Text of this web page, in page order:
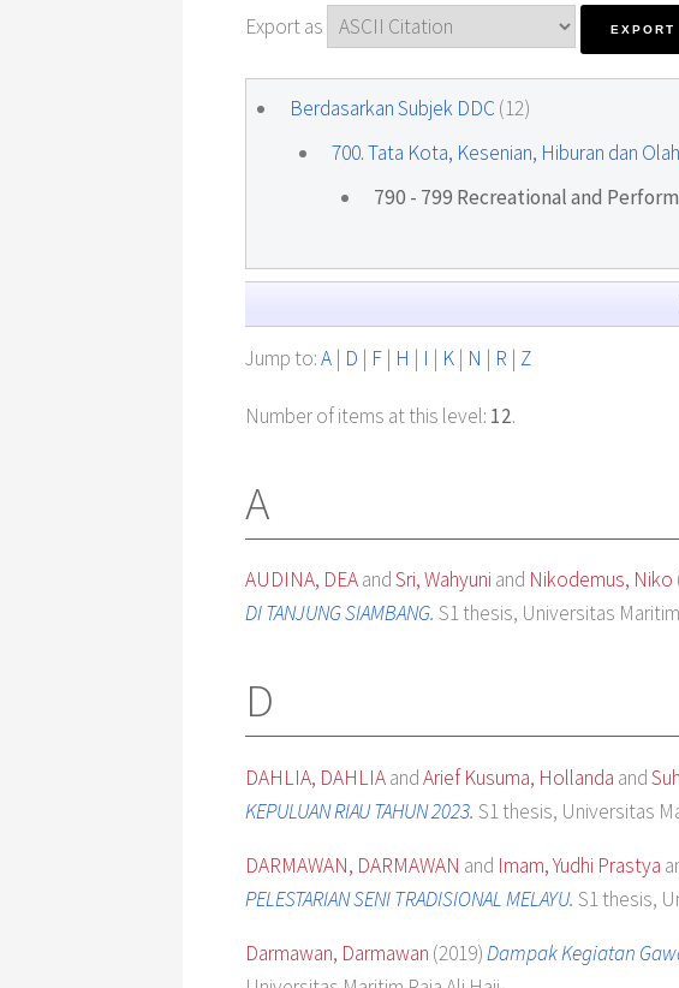
Export as
Berdasarkan Subjek DDC (12)
700. Tata Kota, Kesenian, Hiburan dan
790 - 799 Recreational and
Jump to:A | D | F | H | I | K | N | R | Z
Number of items at this level: 12.
A
AUDINA, DEAandSri, Wahyuni and Nikodemus, Niko
DI TANJUNG SIAMBANG. S1 thesis, Universitas
D
DAHLIA, DAHLIAandArief Kusuma, Hollanda and
KEPULUAN RIAU TAHUN 2023. S1 thesis, Universitas
DARMAWAN, DARMAWAN and Imam, Yudhi Prastya
PELESTARIAN SENI TRADISIONAL MELAYU. S1 thesis,
Darmawan, Darmawan (2019)Dampak Kegiatan